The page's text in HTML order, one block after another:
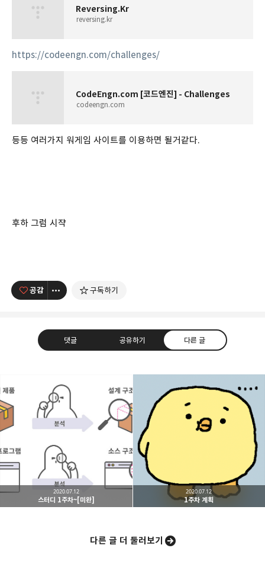
Reversing.Kr
reversing.kr
https://codeengn.com/challenges/
CodeEngn.com [코드엔진] - Challenges
codeengn.com
등등 여러가지 워게임 사이트를 이용하면 될거같다.
후하 그럼 시쟉
공감 구독하기
댓글 공유하기 다른 글
caputdraconis
네트워크 관점에서의 클라우드 컴퓨팅을 공부하는
구독하기
트위터
스터디 1주차~[미완]
2020.07.12
1주차 계획
2020.07.12
다른 글 더 둘러보기